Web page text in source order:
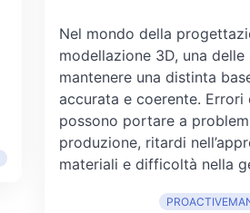
Nel mondo della
modellazione 3D, una
mantenere una distinta
accurata e coerente. Errori
possono portare a
produzione, ritardi
materiali e difficoltà nella